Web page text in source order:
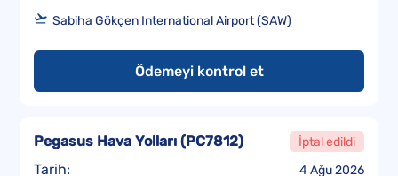
Sabiha Gökçen International Airport (SAW)
Ödemeyi kontrol et
Tarih: 4 Ağu 2026
Pegasus Hava Yolları (PC7812) İptal edildi